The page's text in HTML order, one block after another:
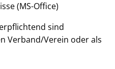
(MS-Office)
sind
Verband/Verein oder als